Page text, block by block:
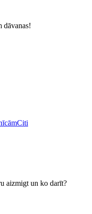
dāvanas!
Citi
aizmigt un ko darīt?